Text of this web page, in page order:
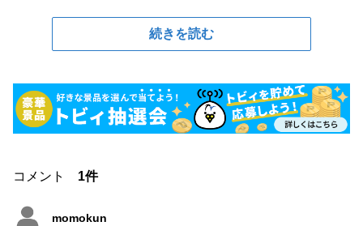
続きを読む
コメント 1件
momokun